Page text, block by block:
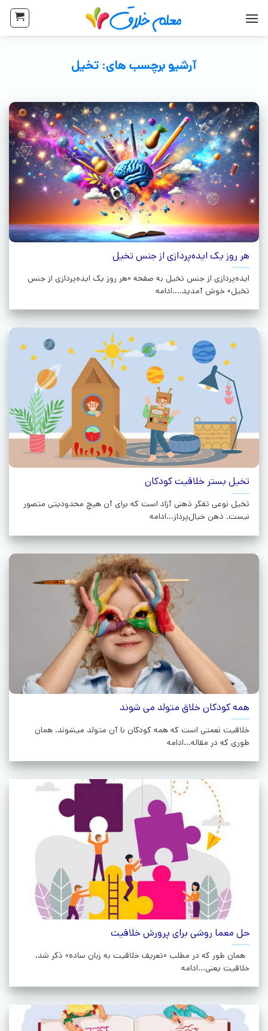
آرشیو برچسب های: تخیل
هر روز یک ایده‌پردازی از جنس تخیل
ایده‌پردازی از جنس تخیل به صفحه «هر روز یک ایده‌پردازی از جنس
تخیل» خوش آمدید....ادامه
تخیل بستر خلاقیت کودکان
تخیل نوعی تفکر ذهنی آزاد است که برای آن هیچ محدودیتی متصور
نیست. ذهن خیال‌پرداز...ادامه
همه کودکان خلاق متولد می شوند
خلاقیت نعمتی است که همه کودکان با آن متولد میشوند. همان
طوری که در مقاله...ادامه
حل معما روشی برای پرورش خلاقیت
همان طور که در مطلب «تعریف خلاقیت به زبان ساده» ذکر شد،
خلاقیت یعنی...ادامه